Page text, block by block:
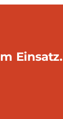
Einsatz.